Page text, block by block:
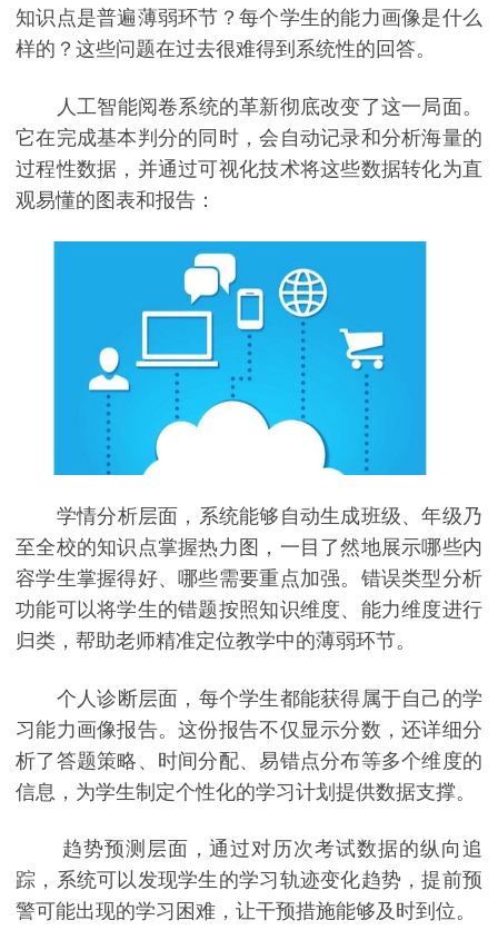
知识点是普遍薄弱环节？每个学生的能力画像是什么
样的？这些问题在过去很难得到系统性的回答。
人工智能阅卷系统的革新彻底改变了这一局面。
它在完成基本判分的同时，会自动记录和分析海量的
过程性数据，并通过可视化技术将这些数据转化为直
观易懂的图表和报告：
学情分析层面，系统能够自动生成班级、年级乃
至全校的知识点掌握热力图，一目了然地展示哪些内
容学生掌握得好、哪些需要重点加强。错误类型分析
功能可以将学生的错题按照知识维度、能力维度进行
归类，帮助老师精准定位教学中的薄弱环节。
个人诊断层面，每个学生都能获得属于自己的学
习能力画像报告。这份报告不仅显示分数，还详细分
析了答题策略、时间分配、易错点分布等多个维度的
信息，为学生制定个性化的学习计划提供数据支撑。
趋势预测层面，通过对历次考试数据的纵向追
踪，系统可以发现学生的学习轨迹变化趋势，提前预
警可能出现的学习困难，让干预措施能够及时到位。